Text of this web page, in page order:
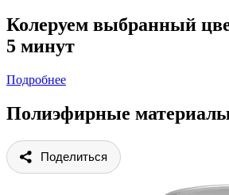
Колеруем выбранный
5 минут
Подробнее
Полиэфирные
Поделиться